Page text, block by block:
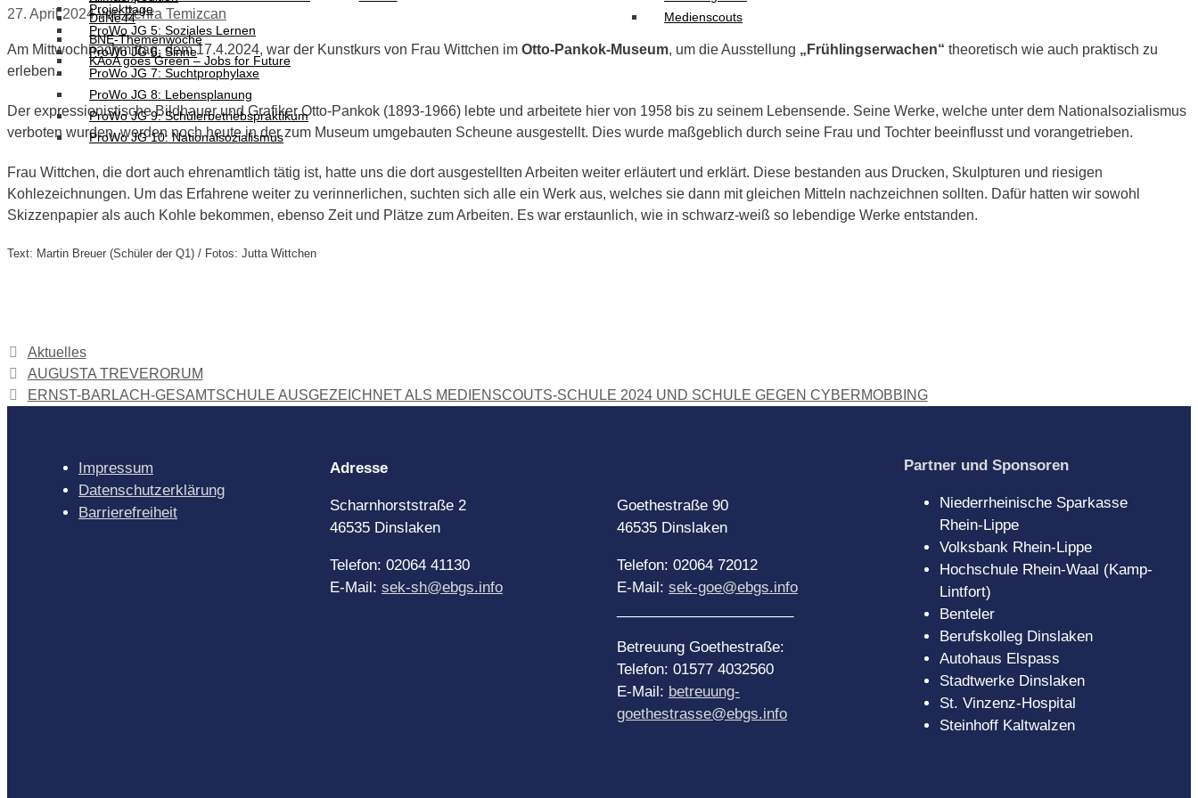
Projekttage
ProWo JG 5: Soziales Lernen
ProWo JG 6: Sinne
ProWo JG 7: Suchtprophylaxe
ProWo JG 8: Lebensplanung
ProWo JG 9: Schülerbetriebspraktikum
ProWo JG 10: Nationalsozialismus
Medienscouts
DüNe44
BNE-Themenwoche
KAoA goes Green – Jobs for Future
27. April 2024 vonZehra Temizcan
Am Mittwochnachmittag, dem 17.4.2024, war der Kunstkurs von Frau Wittchen im Otto-Pankok-Museum, um die Ausstellung „Frühlingserwachen“ theoretisch wie auch praktisch zu
erleben.
Der expressionistische Bildhauer und Grafiker Otto-Pankok (1893-1966) lebte und arbeitete hier von 1958 bis zu seinem Lebensende. Seine Werke, welche unter dem Nationalsozialismus
verboten wurden, werden noch heute in der zum Museum umgebauten Scheune ausgestellt. Dies wurde maßgeblich durch seine Frau und Tochter beeinflusst und vorangetrieben.
Frau Wittchen, die dort auch ehrenamtlich tätig ist, hatte uns die dort ausgestellten Arbeiten weiter erläutert und erklärt. Diese bestanden aus Drucken, Skulpturen und riesigen
Kohlezeichnungen. Um das Erfahrene weiter zu verinnerlichen, suchten sich alle ein Werk aus, welches sie dann mit gleichen Mitteln nachzeichnen sollten. Dafür hatten wir sowohl
Skizzenpapier als auch Kohle bekommen, ebenso Zeit und Plätze zum Arbeiten. Es war erstaunlich, wie in schwarz-weiß so lebendige Werke entstanden.
Text: Martin Breuer (Schüler der Q1) / Fotos: Jutta Wittchen
Kategorien
Aktuelles
AUGUSTA TREVERORUM
ERNST-BARLACH-GESAMTSCHULE AUSGEZEICHNET ALS MEDIENSCOUTS-SCHULE 2024 UND SCHULE GEGEN CYBERMOBBING
Impressum
Datenschutzerklärung
Barrierefreiheit
Adresse
Scharnhorststraße 2
46535 Dinslaken
Telefon: 02064 41130
E-Mail: sek-sh@ebgs.info
Goethestraße 90
46535 Dinslaken
Telefon: 02064 72012
E-Mail: sek-goe@ebgs.info
Betreuung Goethestraße:
Telefon: 01577 4032560
E-Mail: betreuung-
goethestrasse@ebgs.info
Partner und Sponsoren
Niederrheinische Sparkasse
Rhein-Lippe
Volksbank Rhein-Lippe
Hochschule Rhein-Waal (Kamp-
Lintfort)
Benteler
Berufskolleg Dinslaken
Autohaus Elspass
Stadtwerke Dinslaken
St. Vinzenz-Hospital
Steinhoff Kaltwalzen